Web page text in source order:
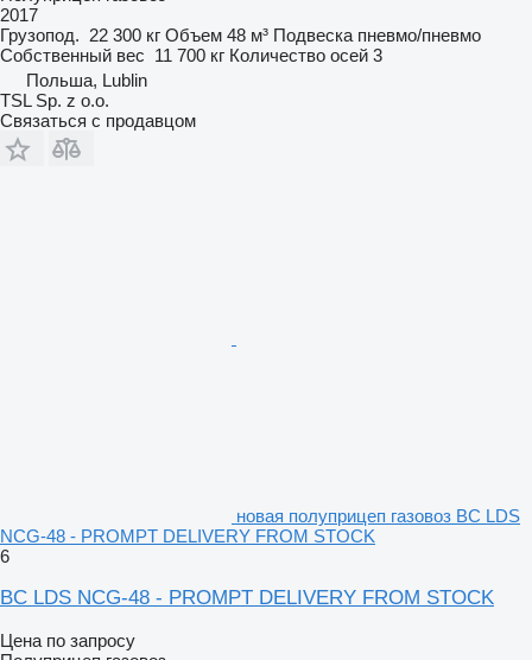
2017
Грузопод. 22 300 кг Объем 48 м³ Подвеска пневмо/пневмо
Собственный вес 11 700 кг Количество осей 3
Польша, Lublin
TSL Sp. z o.o.
Связаться с продавцом
новая полуприцеп газовоз BC LDS
NCG-48 - PROMPT DELIVERY FROM STOCK
6
BC LDS NCG-48 - PROMPT DELIVERY FROM STOCK
Цена по запросу